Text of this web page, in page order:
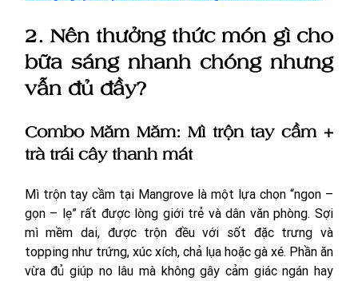
2. Nên thưởng thức món gì cho
bữa sáng nhanh chóng nhưng
vẫn đủ đầy?
Combo Măm Măm: Mì trộn tay cầm +
trà trái cây thanh mát
Mì trộn tay cầm tại Mangrove là một lựa chọn “ngon –
gọn – lẹ” rất được lòng giới trẻ và dân văn phòng. Sợi
mì mềm dai, được trộn đều với sốt đặc trưng và
topping như trứng, xúc xích, chả lụa hoặc gà xé. Phần ăn
vừa đủ giúp no lâu mà không gây cảm giác ngán hay